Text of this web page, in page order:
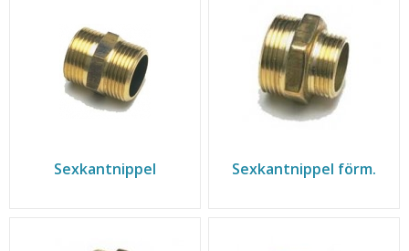
Sexkantnippel Sexkantnippel förm.